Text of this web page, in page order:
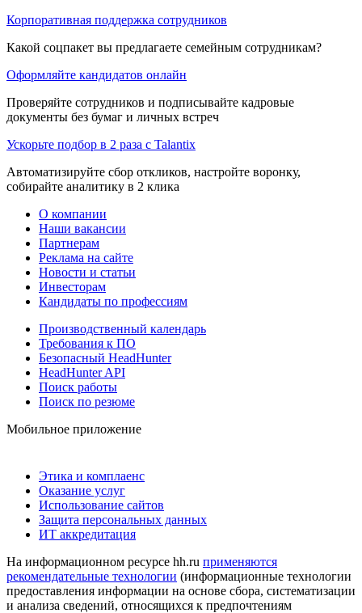
Корпоративная поддержка сотрудников
Какой соцпакет вы предлагаете семейным сотрудникам?
Оформляйте кандидатов онлайн
Проверяйте сотрудников и подписывайте кадровые
документы без бумаг и личных встреч
Ускорьте подбор в 2 раза с Talantix
Автоматизируйте сбор откликов, настройте воронку,
собирайте аналитику в 2 клика
О компании
Наши вакансии
Партнерам
Реклама на сайте
Новости и статьи
Инвесторам
Кандидаты по профессиям
Производственный календарь
Требования к ПО
Безопасный HeadHunter
HeadHunter API
Поиск работы
Поиск по резюме
Мобильное приложение
Этика и комплаенс
Оказание услуг
Использование сайтов
Защита персональных данных
ИТ аккредитация
На информационном ресурсе hh.ru применяются
рекомендательные технологии (информационные технологии
предоставления информации на основе сбора, систематизации
и анализа сведений, относящихся к предпочтениям